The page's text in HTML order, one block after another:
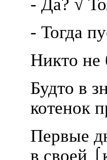
- Да? √
- Тогда
Никто не
Будто в
котенок
Первые
в своей